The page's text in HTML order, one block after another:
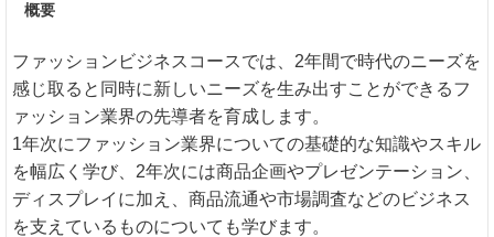
概要
ファッションビジネスコースでは、2年間で時代のニーズを
感じ取ると同時に新しいニーズを生み出すことができるフ
ァッション業界の先導者を育成します。
1年次にファッション業界についての基礎的な知識やスキル
を幅広く学び、2年次には商品企画やプレゼンテーション、
ディスプレイに加え、商品流通や市場調査などのビジネス
を支えているものについても学びます。